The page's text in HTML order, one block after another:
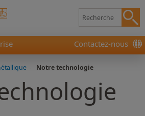
Contactez-nous
- Notre technologie